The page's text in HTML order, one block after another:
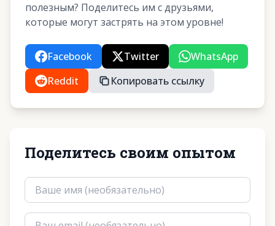
полезным? Поделитесь им с друзьями,
которые могут застрять на этом уровне!
Facebook Twitter
WhatsApp
Reddit
Копировать ссылку
Поделитесь своим опытом